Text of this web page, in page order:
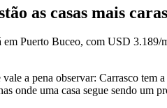
as casas mais
em Puerto Buceo, com USD
a pena observar: Carrasco
onde uma casa segue sendo um